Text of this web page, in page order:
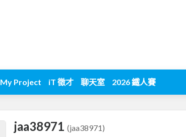
My Project iT 徵才 聊天室 2026 鐵人賽
jaa38971 (jaa38971)